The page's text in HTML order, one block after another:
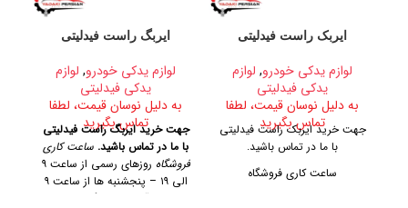
ایربک راست فیدلیتی
لوازم یدکی خودرو, لوازم
یدکی فیدلیتی
به دلیل نوسان قیمت، لطفا
تماس بگیرید
جهت خرید ایربک راست فیدلیتی
با ما در تماس باشید.
ساعت کاری فروشگاه
ایربگ راست فیدلیتی
لوازم یدکی خودرو, لوازم
یدکی فیدلیتی
به دلیل نوسان قیمت، لطفا
تماس بگیرید
جهت خرید ایربگ راست فیدلیتی
با ما در تماس باشید. ساعت کاری
فروشگاه
روزهای رسمی از ساعت ۹
الی ۱۹ – پنجشنبه ها از ساعت ۹
آدرس فروشگاه